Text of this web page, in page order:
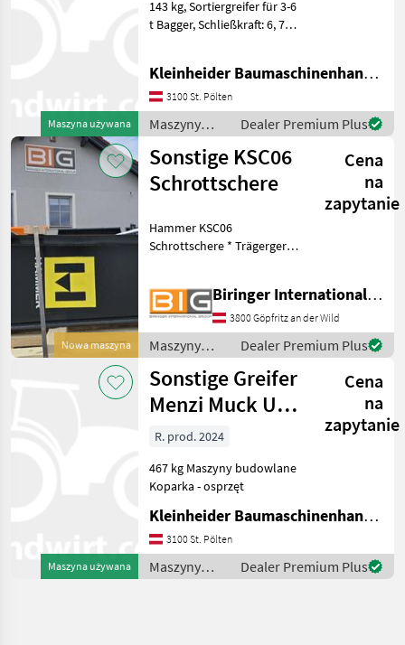
Maszyna używana
143 kg, Sortiergreifer für 3-6
t Bagger, Schließkraft: 6, 75
Koparka - osprzęt
Kleinheider Baumaschinenhandel GmbH.
3100 St. Pölten
Maszyny
budowlane /
Sonstige
Dealer Premium Plus
Nowa maszyna
Sonstige KSC06
Schrottschere
Cena
na
zapytanie
Hammer KSC06
Schrottschere * Trägergerät
2750 kN * Öffnungsweite:
350 mm * Maultiefe: 348
mm * Gesamtlänge:
Biringer International GmbH
3800 Göpfritz an der Wild
Maszyny
budowlane /
Sonstige
Dealer Premium Plus
Maszyna używana
Sonstige Greifer
Menzi Muck UG
08 M10
Cena
na
zapytanie
R. prod. 2024
467 kg Maszyny budowlane
Koparka - osprzęt
Kleinheider Baumaschinenhandel GmbH.
3100 St. Pölten
Maszyny
budowlane /
Dealer Premium Plus